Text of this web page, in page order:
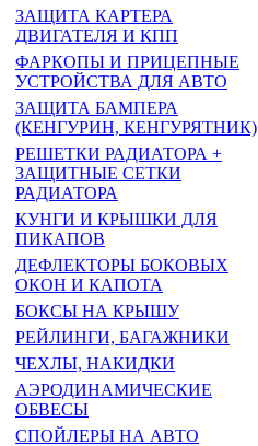
ЗАЩИТА КАРТЕРА
ДВИГАТЕЛЯ И КПП
ФАРКОПЫ И ПРИЦЕПНЫЕ
УСТРОЙСТВА ДЛЯ АВТО
ЗАЩИТА БАМПЕРА
(КЕНГУРИН, КЕНГУРЯТНИК)
РЕШЕТКИ РАДИАТОРА +
ЗАЩИТНЫЕ СЕТКИ
РАДИАТОРА
КУНГИ И КРЫШКИ ДЛЯ
ПИКАПОВ
ДЕФЛЕКТОРЫ БОКОВЫХ
ОКОН И КАПОТА
БОКСЫ НА КРЫШУ
РЕЙЛИНГИ, БАГАЖНИКИ
ЧЕХЛЫ, НАКИДКИ
АЭРОДИНАМИЧЕСКИЕ
ОБВЕСЫ
СПОЙЛЕРЫ НА АВТО